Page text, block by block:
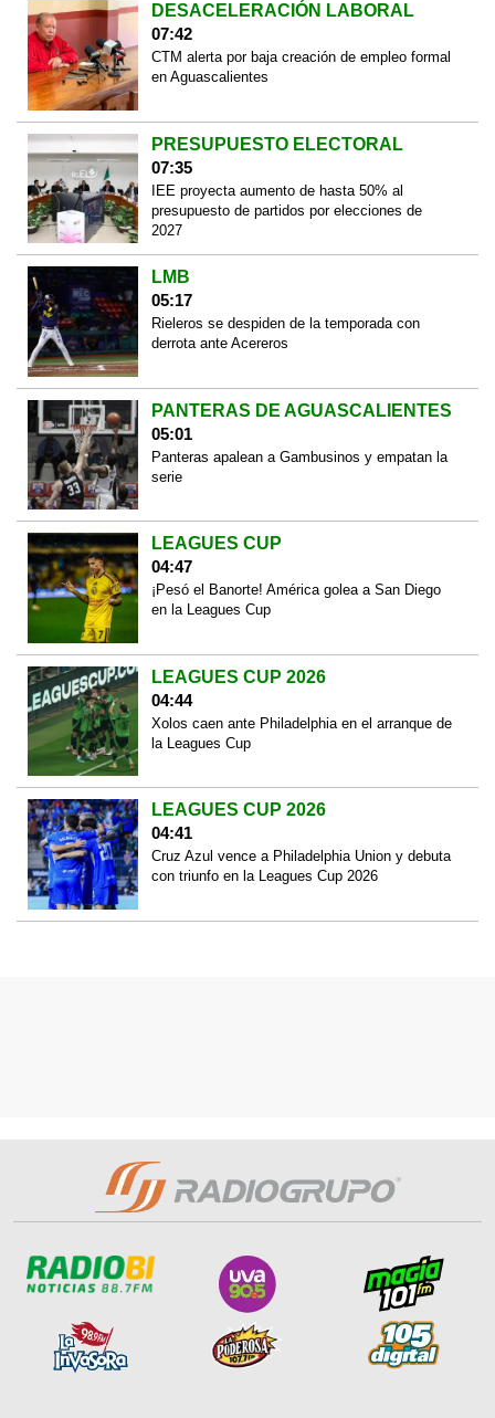
DESACELERACIÓN LABORAL
07:42
CTM alerta por baja creación de empleo formal
en Aguascalientes
PRESUPUESTO ELECTORAL
07:35
IEE proyecta aumento de hasta 50% al
presupuesto de partidos por elecciones de
2027
LMB
05:17
Rieleros se despiden de la temporada con
derrota ante Acereros
PANTERAS DE AGUASCALIENTES
05:01
Panteras apalean a Gambusinos y empatan la
serie
LEAGUES CUP
04:47
¡Pesó el Banorte! América golea a San Diego
en la Leagues Cup
LEAGUES CUP 2026
04:44
Xolos caen ante Philadelphia en el arranque de
la Leagues Cup
LEAGUES CUP 2026
04:41
Cruz Azul vence a Philadelphia Union y debuta
con triunfo en la Leagues Cup 2026